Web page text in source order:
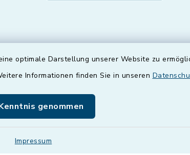
optimale Darstellung unserer Website zu
Informationen finden Sie in unseren
genommen
Impressum
!